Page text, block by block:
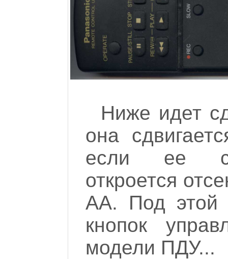
Ниже идет
она
если ее
откроется
АА. Под этой
кнопок
модели ПДУ...